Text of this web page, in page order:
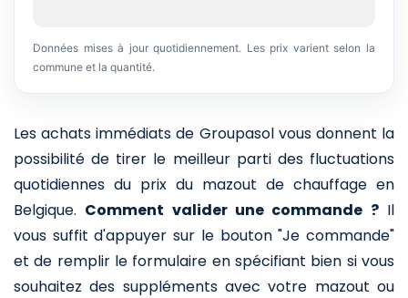
Données mises à jour quotidiennement. Les prix varient selon la
commune et la quantité.
Les achats immédiats de Groupasol vous donnent la
possibilité de tirer le meilleur parti des fluctuations
quotidiennes du prix du mazout de chauffage en
Belgique. Comment valider une commande ?Il
vous suffit d'appuyer sur le bouton "Je commande"
et de remplir le formulaire en spécifiant bien si vous
souhaitez des suppléments avec votre mazout ou